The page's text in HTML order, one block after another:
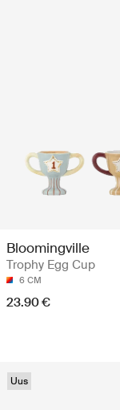
Bloomingville
Trophy Egg Cup
6 CM
23.90 €
Uus